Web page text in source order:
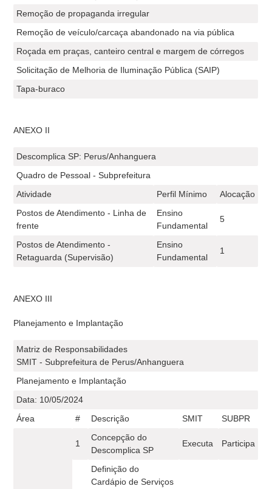
Remoção de propaganda irregular
Remoção de veículo/carcaça abandonado na via pública
Roçada em praças, canteiro central e margem de córregos
Solicitação de Melhoria de Iluminação Pública (SAIP)
Tapa-buraco
ANEXO II
Descomplica SP: Perus/Anhanguera
Quadro de Pessoal - Subprefeitura
Atividade
Perfil Mínimo
Alocação
Postos de Atendimento - Linha de
frente
Ensino
Fundamental
5
Postos de Atendimento -
Retaguarda (Supervisão)
Ensino
Fundamental
1
ANEXO III
Planejamento e Implantação
Matriz de Responsabilidades
SMIT - Subprefeitura de Perus/Anhanguera
Planejamento e Implantação
Data: 10/05/2024
Área
# Descrição SMIT SUBPR
1
Concepção do
Descomplica SP
Executa Participa
Definição do
Cardápio de Serviços